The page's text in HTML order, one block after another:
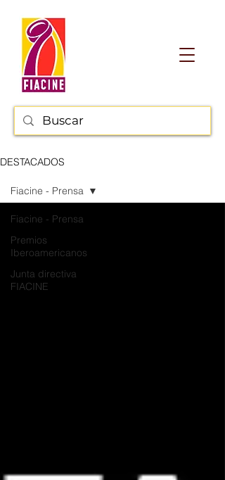
DESTACADOS
Fiacine - Prensa
Premios
Iberoamericanos
Junta directiva
FIACINE
Fiacine - Prensa